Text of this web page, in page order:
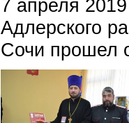
7 апреля
Адлерского
Сочи прошел